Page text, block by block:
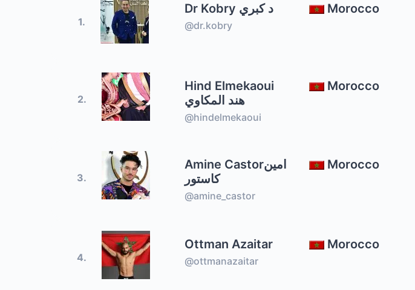
1.
Dr Kobry د كبري
@dr.kobry
Morocco
2.
Hind Elmekaoui
هند المكاوي
@hindelmekaoui
Morocco
3.
Amine Castorامين
كاستور
@amine_castor
Morocco
4.
Ottman Azaitar
@ottmanazaitar
Morocco